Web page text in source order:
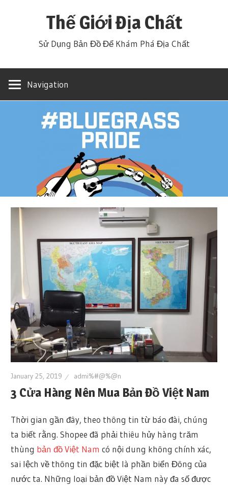
Thế Giới Địa Chất
Sử Dụng Bản Đồ Để Khám Phá Địa Chất
Navigation
January 25, 2019 admi%#@%@n
3 Cửa Hàng Nên Mua Bản Đồ Việt Nam
Thời gian gần đây, theo thông tin từ báo đài, chúng
ta biết rằng. Shopee đã phải thiêu hủy hàng trăm
thùng bản đồ Việt Nam có nội dung không chính xác,
sai lệch về thông tin đặc biệt là phần biển Đông của
nước ta. Những loại bản đồ Việt Nam này đa số được